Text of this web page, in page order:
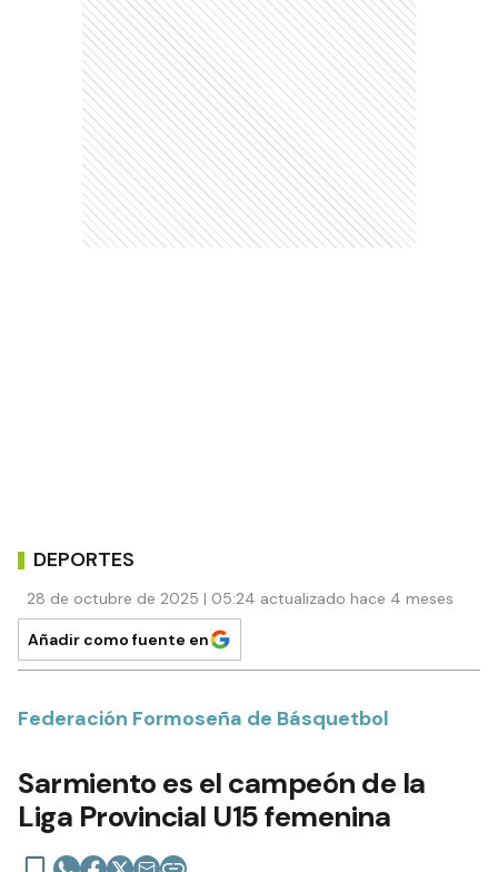
DEPORTES
28 de octubre de 2025 | 05:24 actualizado hace 4 meses
Añadir como fuente en
Federación Formoseña de Básquetbol
Sarmiento es el campeón de la
Liga Provincial U15 femenina